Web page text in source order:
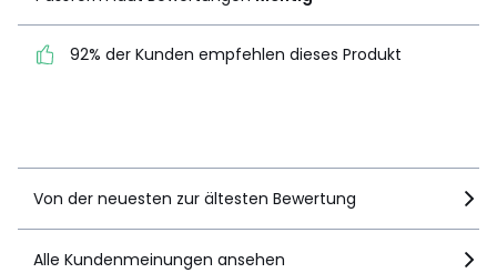
92% der Kunden
92% der Kunden empfehlen dieses Produkt
Von der neuesten zur ältesten Bewertung
Alle Kundenmeinungen ansehen